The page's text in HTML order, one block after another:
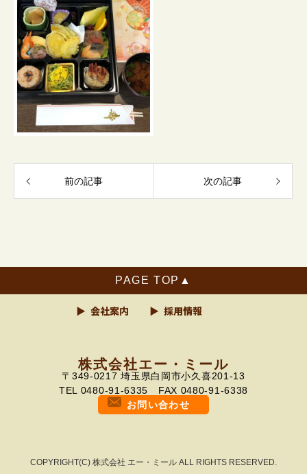
前の記事 次の記事
株式会社エー・ミール
〒349-0217 埼玉県白岡市小久喜201-13
TEL 0480-91-6335 FAX 0480-91-6338
お問い合わせ
画像ギャラリー
会社案内 採用情報
COPYRIGHT(C) 株式会社 エー・ミール ALL RIGHTS RESERVED.